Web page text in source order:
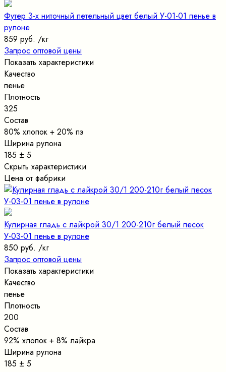
Футер 3-х ниточный петельный цвет белый У-01-01 пенье в
рулоне
859 руб. /кг
Запрос оптовой цены
Показать характеристики
Качество
пенье
Плотность
325
Состав
80% хлопок + 20% пэ
Ширина рулона
185 ± 5
Скрыть характеристики
Цена от фабрики
Кулирная гладь с лайкрой 30/1 200-210г белый песок
У-03-01 пенье в рулоне
850 руб. /кг
Запрос оптовой цены
Показать характеристики
Качество
пенье
Плотность
200
Состав
92% хлопок + 8% лайкра
Ширина рулона
185 ± 5